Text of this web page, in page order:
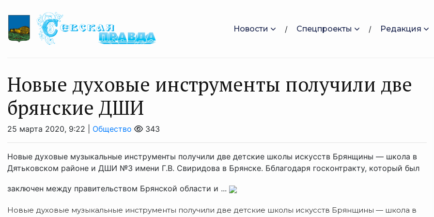
Новости Спецпроекты Редакция
Новые духовые инструменты получили две
брянские ДШИ
25 марта 2020, 9:22 | Общество 343
Новые духовые музыкальные инструменты получили две детские школы искусств Брянщины — школа в
Дятьковском районе и ДШИ №3 имени Г.В. Свиридова в Брянске. Бблагодаря госконтракту, который был
заключен между правительством Брянской области и ...
Новые духовые музыкальные инструменты получили две детские школы искусств Брянщины — школа в